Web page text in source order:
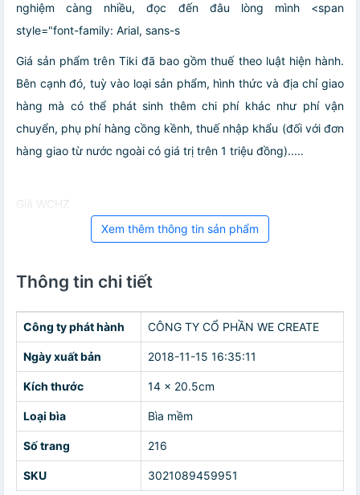
nghiệm càng nhiều, đọc đến đâu lòng mình <span
style="font-family: Arial, sans-s
Giá sản phẩm trên Tiki đã bao gồm thuế theo luật hiện hành.
Bên cạnh đó, tuỳ vào loại sản phẩm, hình thức và địa chỉ giao
hàng mà có thể phát sinh thêm chi phí khác như phí vận
chuyển, phụ phí hàng cồng kềnh, thuế nhập khẩu (đối với đơn
hàng giao từ nước ngoài có giá trị trên 1 triệu đồng).....
Giá WCHZ
Xem thêm thông tin sản phẩm
Thông tin chi tiết
Công ty phát hành CÔNG TY CỔ PHẦN WE CREATE
Ngày xuất bản 2018-11-15 16:35:11
Kích thước 14 x 20.5cm
Loại bìa Bìa mềm
Số trang 216
SKU 3021089459951